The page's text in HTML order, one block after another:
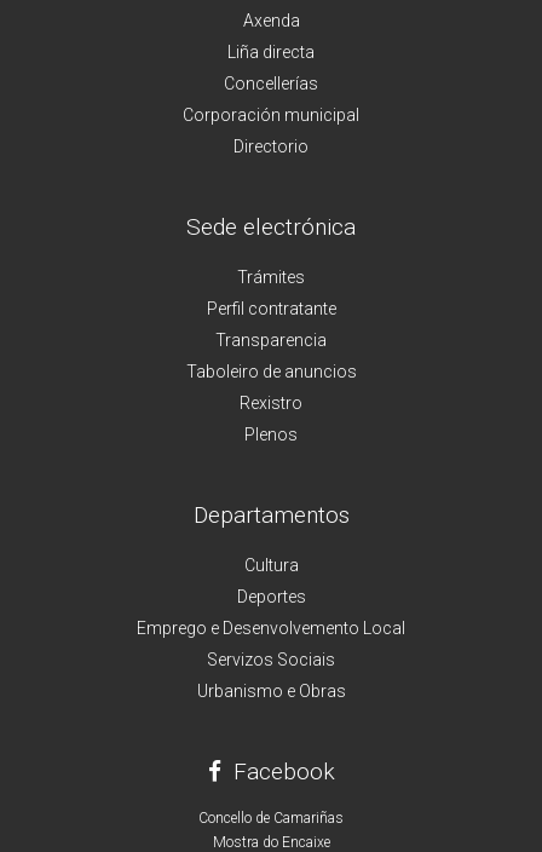
Axenda
Liña directa
Concellerías
Corporación municipal
Directorio
Sede electrónica
Trámites
Perfil contratante
Transparencia
Taboleiro de anuncios
Rexistro
Plenos
Departamentos
Cultura
Deportes
Emprego e Desenvolvemento Local
Servizos Sociais
Urbanismo e Obras
Facebook
Concello de Camariñas
Mostra do Encaixe